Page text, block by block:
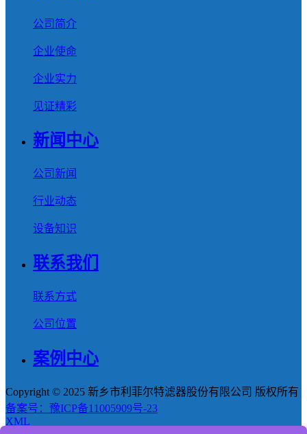
公司简介
企业使命
企业实力
见证精彩
新闻中心
公司新闻
行业动态
设备知识
联系我们
联系方式
公司位置
案例中心
Copyright © 2025 新乡市利菲尔特滤器股份有限公司 版权所有
备案号：豫ICP备11005909号-23
XML